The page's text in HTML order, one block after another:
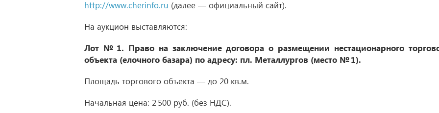
http://www.cherinfo.ru (далее — официальный сайт).
На аукцион выставляются:
Лот № 1. Право на заключение договора о размещении нестационарного
объекта (елочного базара) по адресу: пл. Металлургов (место № 1).
Площадь торгового объекта — до 20 кв.м.
Начальная цена: 2 500 руб. (без НДС).